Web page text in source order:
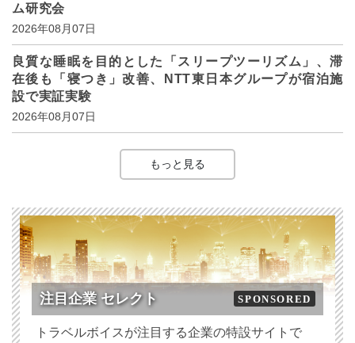
ム研究会
2026年08月07日
良質な睡眠を目的とした「スリープツーリズム」、滞
在後も「寝つき」改善、NTT東日本グループが宿泊施
設で実証実験
2026年08月07日
もっと見る
注目企業 セレクト SPONSORED
トラベルボイスが注目する企業の特設サイトで